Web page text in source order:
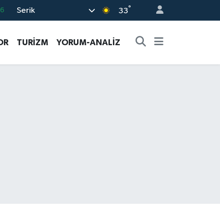
Serik 33°
TURİZM YORUM-ANALİZ